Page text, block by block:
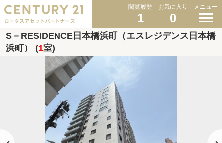
閲覧履歴
1
お気に入り
0
メニュー
S－RESIDENCE日本橋浜町（エスレジデンス日本橋
浜町） (1室)